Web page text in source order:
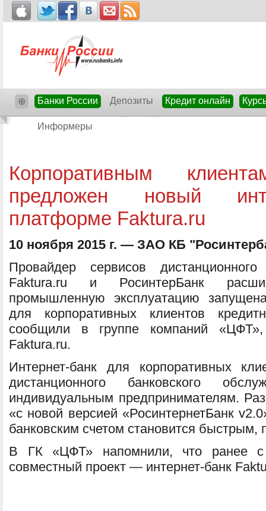
⊕ Банки России Депозиты Кредит онлайн
Информеры
Корпоративным
предложен новый
платформе Faktura.ru
10 ноября 2015 г. — ЗАО КБ
Провайдер сервисов дистанционного
Faktura.ru и РосинтерБанк
промышленную эксплуатацию
для корпоративных клиентов
сообщили в группе компаний «ЦФТ»,
Faktura.ru.
Интернет-банк для корпоративных
дистанционного банковского
индивидуальным предпринимателям.
«с новой версией «РосинтернетБанк
банковским счетом становится
В ГК «ЦФТ» напомнили, что ранее
совместный проект — интернет-банк